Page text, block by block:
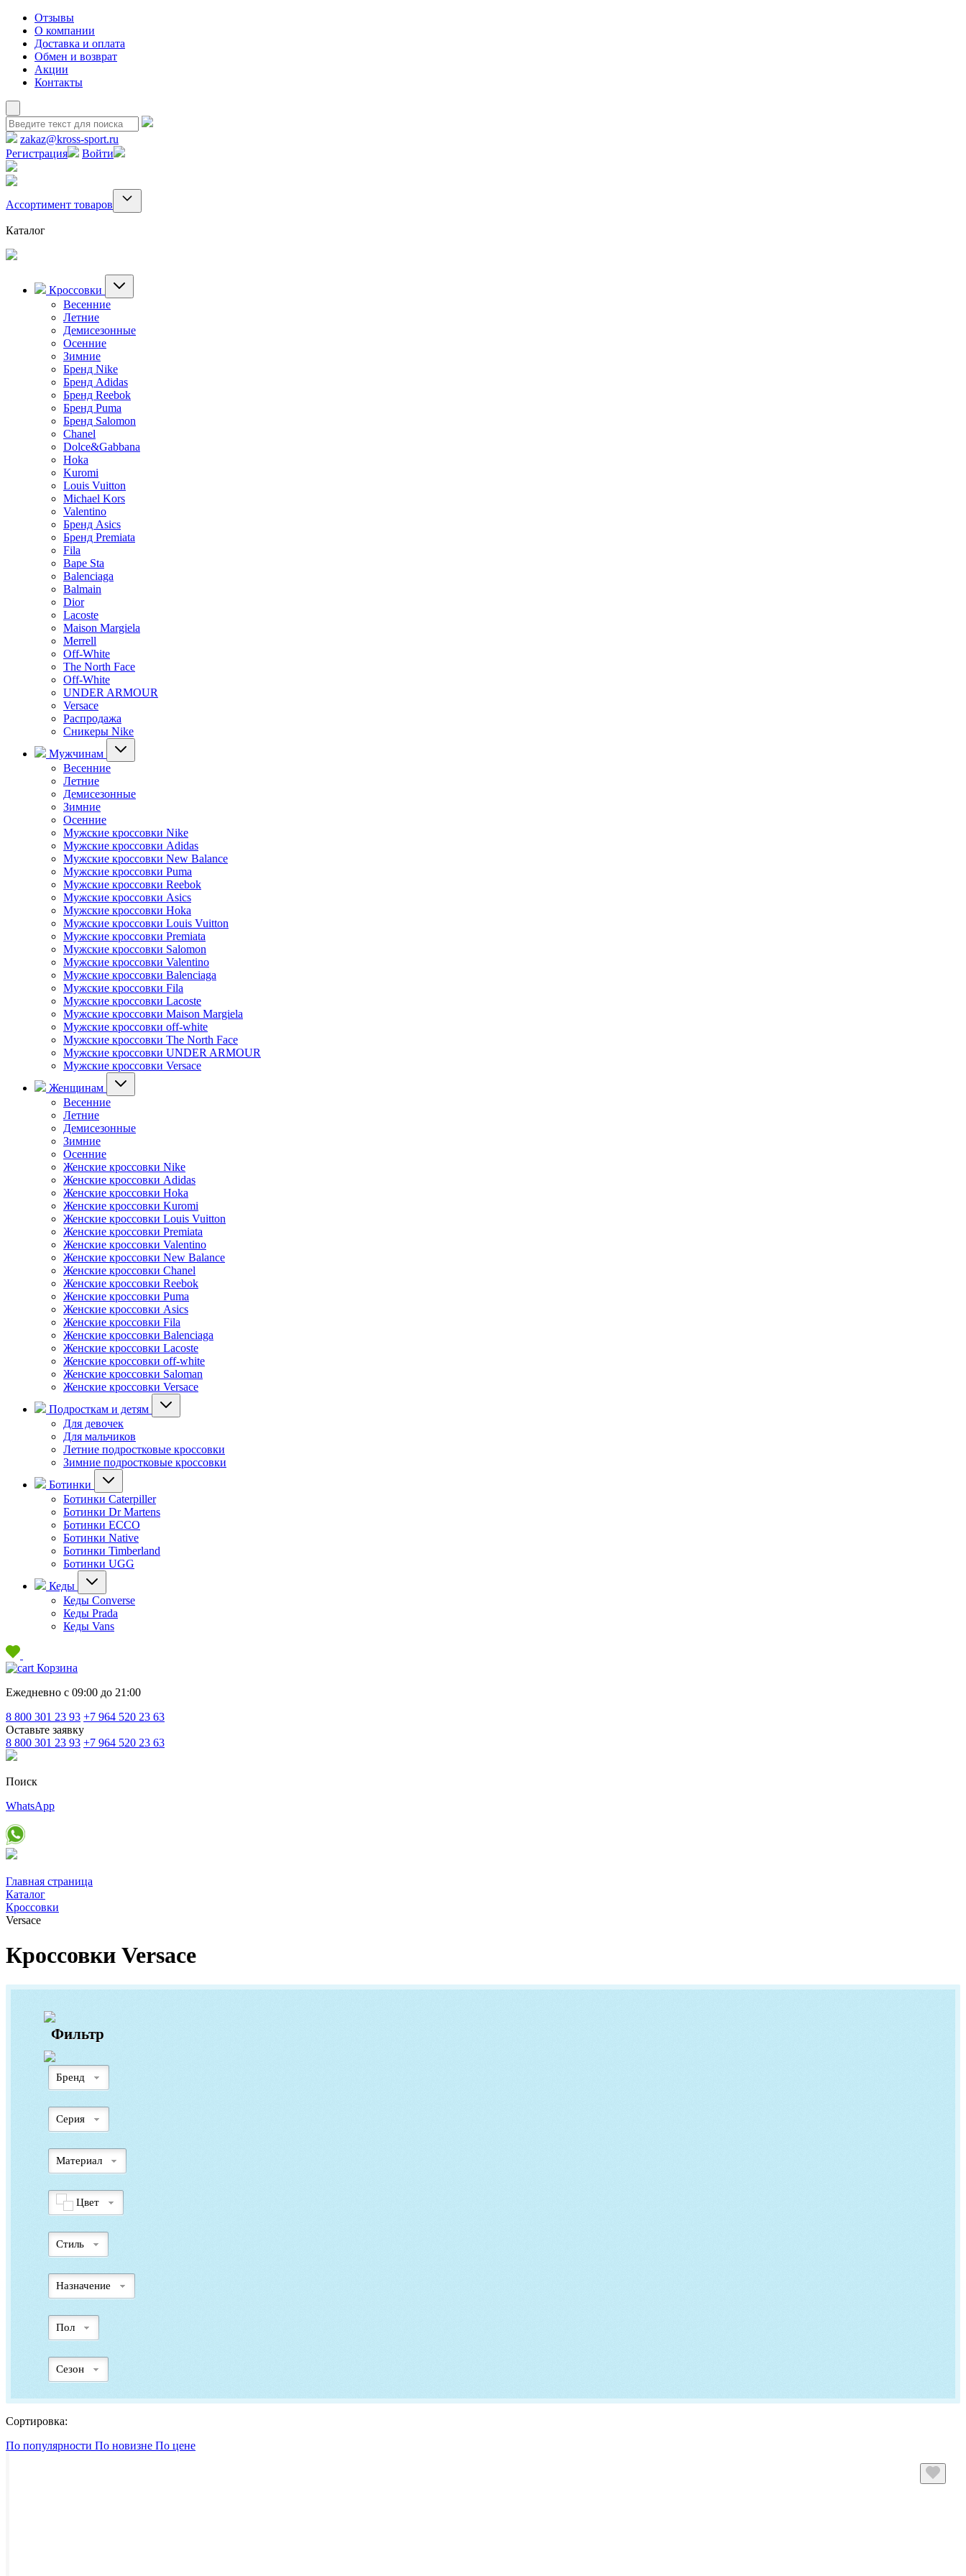
Отзывы
О компании
Доставка и оплата
Обмен и возврат
Акции
Контакты
zakaz@kross-sport.ru
Регистрация
Войти
Ассортимент товаров
Каталог
Кроссовки
Весенние
Летние
Демисезонные
Осенние
Зимние
Бренд Nike
Бренд Adidas
Бренд Reebok
Бренд Puma
Бренд Salomon
Chanel
Dolce&Gabbana
Hoka
Kuromi
Louis Vuitton
Michael Kors
Valentino
Бренд Asics
Бренд Premiata
Fila
Bape Sta
Balenciaga
Balmain
Dior
Lacoste
Maison Margiela
Merrell
Off-White
The North Face
Off-White
UNDER ARMOUR
Versace
Распродажа
Сникеры Nike
Мужчинам
Весенние
Летние
Демисезонные
Зимние
Осенние
Мужские кроссовки Nike
Мужские кроссовки Adidas
Мужские кроссовки New Balance
Мужские кроссовки Puma
Мужские кроссовки Reebok
Мужские кроссовки Asics
Мужские кроссовки Hoka
Мужские кроссовки Louis Vuitton
Мужские кроссовки Premiata
Мужские кроссовки Salomon
Мужские кроссовки Valentino
Мужские кроссовки Balenciaga
Мужские кроссовки Fila
Мужские кроссовки Lacoste
Мужские кроссовки Maison Margiela
Мужские кроссовки off-white
Мужские кроссовки The North Face
Мужские кроссовки UNDER ARMOUR
Мужские кроссовки Versace
Женщинам
Весенние
Летние
Демисезонные
Зимние
Осенние
Женские кроссовки Nike
Женские кроссовки Adidas
Женские кроссовки Hoka
Женские кроссовки Kuromi
Женские кроссовки Louis Vuitton
Женские кроссовки Premiata
Женские кроссовки Valentino
Женские кроссовки New Balance
Женские кроссовки Chanel
Женские кроссовки Reebok
Женские кроссовки Puma
Женские кроссовки Asics
Женские кроссовки Fila
Женские кроссовки Balenciaga
Женские кроссовки Lacoste
Женские кроссовки off-white
Женские кроссовки Saloman
Женские кроссовки Versace
Подросткам и детям
Для девочек
Для мальчиков
Летние подростковые кроссовки
Зимние подростковые кроссовки
Ботинки
Ботинки Caterpiller
Ботинки Dr Martens
Ботинки ECCO
Ботинки Native
Ботинки Timberland
Ботинки UGG
Кеды
Кеды Converse
Кеды Prada
Кеды Vans
Корзина
Ежедневно с 09:00 до 21:00
8 800 301 23 93 +7 964 520 23 63
Оставьте заявку
8 800 301 23 93 +7 964 520 23 63
Поиск
WhatsApp
Главная страница
Каталог
Кроссовки
Versace
Кроссовки Versace
Фильтр
Бренд
Серия
Материал
Цвет
Стиль
Назначение
Пол
Сезон
Сортировка:
По популярности По новизне По цене